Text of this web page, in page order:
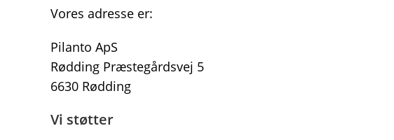
Vores adresse er:
Pilanto ApS
Rødding Præstegårdsvej 5
6630 Rødding
Vi støtter